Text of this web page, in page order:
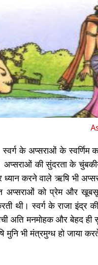
के अप्सराओं के स्वर्णिम
की सुंदरता के
करने वाले ऋषि भी
को प्रेम और
थी। स्वर्ग के राजा इंद्र
अति मनमोहक और बेहद ही
भी मंत्रमुग्ध हो जाया